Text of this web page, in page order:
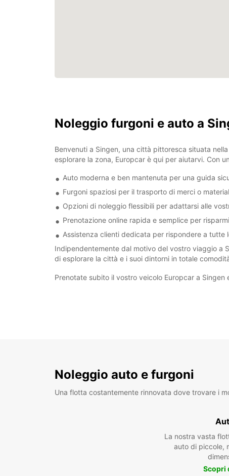
Noleggio furgoni e auto a
Benvenuti a Singen, una città pittoresca situata
esplorare la zona, Europcar è qui per aiutarvi. Con
Auto moderna e ben mantenuta per una guida
Furgoni spaziosi per il trasporto di merci o
Opzioni di noleggio flessibili per adattarsi alle
Prenotazione online rapida e semplice per
Assistenza clienti dedicata per rispondere a tutte
Indipendentemente dal motivo del vostro viaggio a
di esplorare la città e i suoi dintorni in totale
Prenotate subito il vostro veicolo Europcar a
Noleggio auto e furgoni
Una flotta costantemente rinnovata dove trovare i
La nostra vasta
auto di piccole,
Scopri